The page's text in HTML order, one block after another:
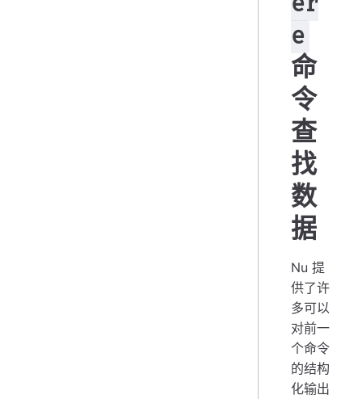
e
命
令
查
找
数
据
Nu 提
供了许
多可以
对前一
个命令
的结构
化输出